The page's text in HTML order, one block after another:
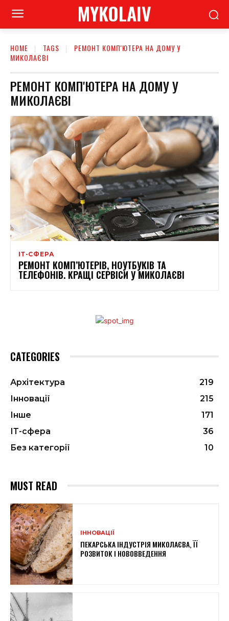
MYKOLAIV
HOME TAGS
РЕМОНТ КОМП'ЮТЕРА НА ДОМУ У
МИКОЛАЄВІ
РЕМОНТ КОМП'ЮТЕРА НА ДОМУ У
МИКОЛАЄВІ
ІТ-СФЕРА
РЕМОНТ КОМП’ЮТЕРІВ, НОУТБУКІВ ТА
ТЕЛЕФОНІВ. КРАЩІ СЕРВІСИ У МИКОЛАЄВІ
CATEGORIES
Архітектура
219
Інновації
215
Інше
171
ІТ-сфера
36
Без категорії
10
MUST READ
ІННОВАЦІЇ
ПЕКАРСЬКА ІНДУСТРІЯ МИКОЛАЄВА, ЇЇ
РОЗВИТОК І НОВОВВЕДЕННЯ